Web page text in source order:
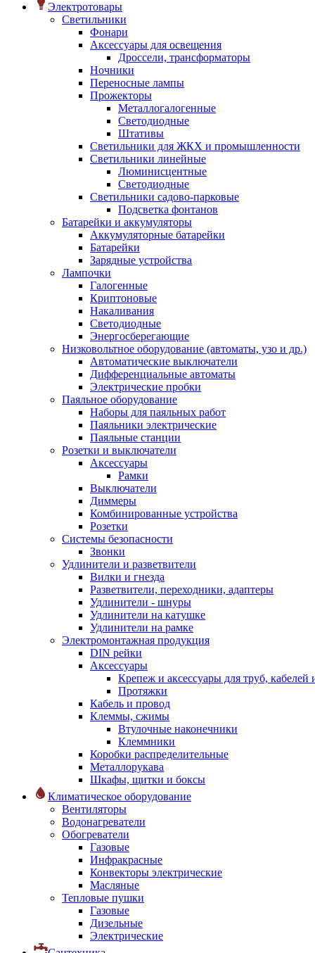
Электротовары
Светильники
Фонари
Аксессуары для освещения
Дроссели, трансформаторы
Ночники
Переносные лампы
Прожекторы
Металлогалогенные
Светодиодные
Штативы
Светильники для ЖКХ и промышленности
Светильники линейные
Люминисцентные
Светодиодные
Светильники садово-парковые
Подсветка фонтанов
Батарейки и аккумуляторы
Аккумуляторные батарейки
Батарейки
Зарядные устройства
Лампочки
Галогенные
Криптоновые
Накаливания
Светодиодные
Энергосберегающие
Низковольтное оборудование (автоматы, узо и др.)
Автоматические выключатели
Дифференциальные автоматы
Электрические пробки
Паяльное оборудование
Наборы для паяльных работ
Паяльники электрические
Паяльные станции
Розетки и выключатели
Аксессуары
Рамки
Выключатели
Диммеры
Комбинированные устройства
Розетки
Системы безопасности
Звонки
Удлинители и разветвители
Вилки и гнезда
Разветвители, переходники, адаптеры
Удлинители - шнуры
Удлинители на катушке
Удлинители на рамке
Электромонтажная продукция
DIN рейки
Аксессуары
Крепеж и аксессуары для труб, кабелей
Протяжки
Кабель и провод
Клеммы, сжимы
Втулочные наконечники
Клеммники
Коробки распределительные
Металлорукава
Шкафы, щитки и боксы
Климатическое оборудование
Вентиляторы
Водонагреватели
Обогреватели
Газовые
Инфракрасные
Конвекторы электрические
Масляные
Тепловые пушки
Газовые
Дизельные
Электрические